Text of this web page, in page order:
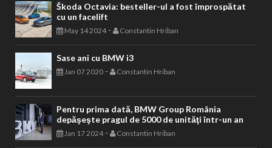
Škoda Octavia: besteller-ul a fost împrospătat
cu un facelift
May 14 2024- Constantin Hriban
Sase ani cu BMW i3
Jan 07 2020 - Constantin Hriban
Pentru prima dată, BMW Group România
depăşeşte pragul de 5000 de unităţi într-un an
Jan 17 2024- Constantin Hriban